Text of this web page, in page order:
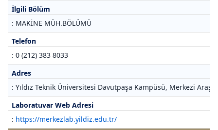
İlgili Bölüm
: MAKİNE MÜH.BÖLÜMÜ
Telefon
: 0 (212) 383 8033
Adres
: Yıldız Teknik Üniversitesi Davutpaşa Kampüsü, Merkezi
Laboratuvar Web Adresi
: https://merkezlab.yildiz.edu.tr/